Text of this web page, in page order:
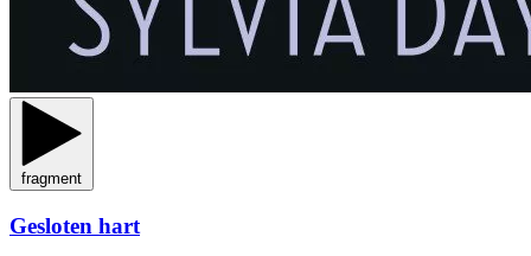
fragment
Gesloten hart